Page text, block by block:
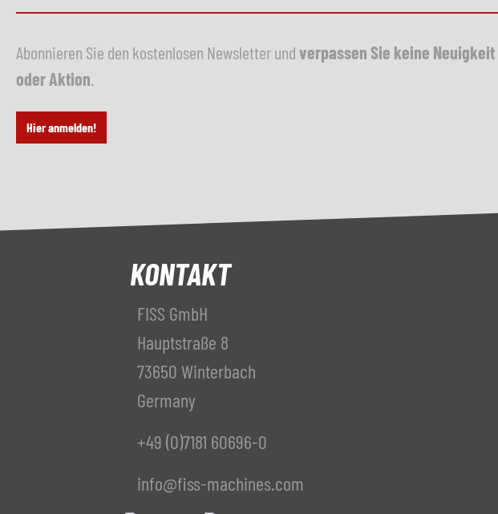
Abonnieren Sie den kostenlosen Newsletter undverpassen Sie keine Neuigkeit
oder Aktion
Hier anmelden!
KONTAKT
FISS GmbH
Hauptstraße 8
73650 Winterbach
Germany
+49 (0)7181 60696-0
info@fiss-machines.com